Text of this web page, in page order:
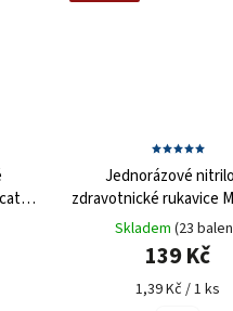
Jednorázové
zdravotnické rukavice
NITRYLEX zelené
Skladem (23
139 Kč
1,39 Kč / 1 ks